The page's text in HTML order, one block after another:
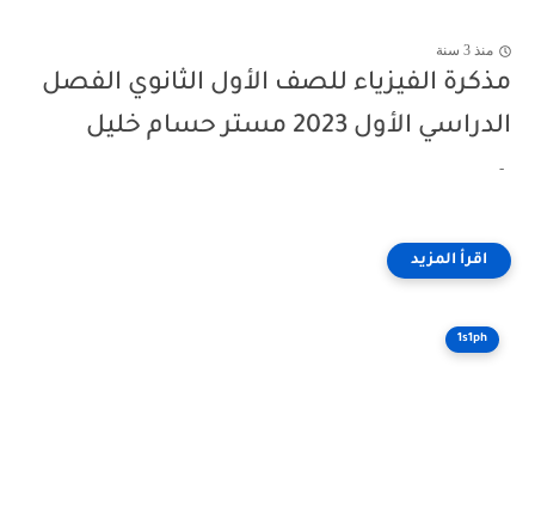
منذ 3 سنة
مذكرة الفيزياء للصف الأول الثانوي الفصل
الدراسي الأول 2023 مستر حسام خليل
-
1s1ph